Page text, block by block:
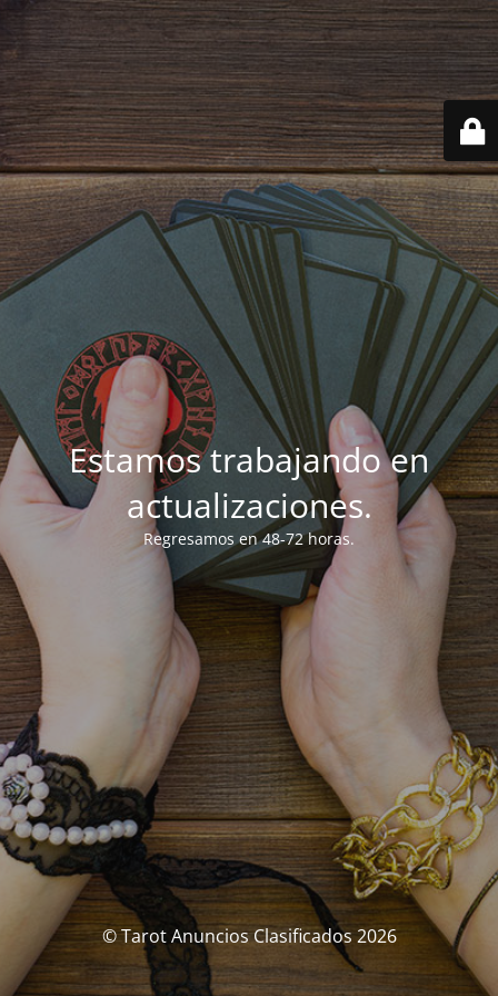
Estamos trabajando en
actualizaciones.
Regresamos en 48-72 horas.
© Tarot Anuncios Clasificados 2026